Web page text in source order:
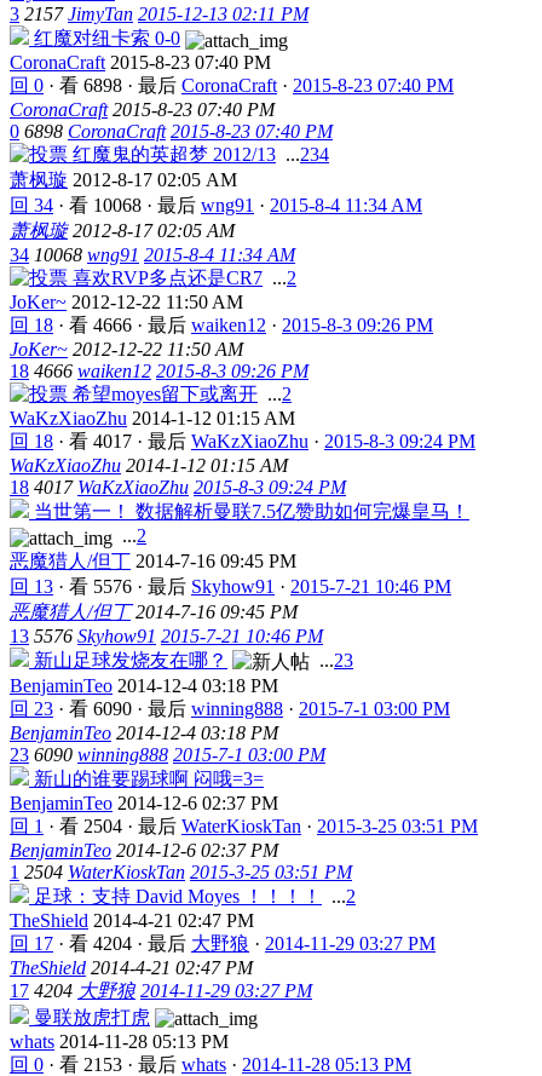
3 2157 JimyTan 2015-12-13 02:11 PM
红魔对纽卡索 0-0
CoronaCraft 2015-8-23 07:40 PM
回 0 · 看 6898 · 最后 CoronaCraft · 2015-8-23 07:40 PM
CoronaCraft 2015-8-23 07:40 PM
0 6898 CoronaCraft 2015-8-23 07:40 PM
红魔鬼的英超梦 2012/13 ...234
萧枫璇 2012-8-17 02:05 AM
回 34 · 看 10068 · 最后 wng91 · 2015-8-4 11:34 AM
萧枫璇 2012-8-17 02:05 AM
34 10068 wng91 2015-8-4 11:34 AM
喜欢RVP多点还是CR7 ...2
JoKer~ 2012-12-22 11:50 AM
回 18 · 看 4666 · 最后 waiken12 · 2015-8-3 09:26 PM
JoKer~ 2012-12-22 11:50 AM
18 4666 waiken12 2015-8-3 09:26 PM
希望moyes留下或离开 ...2
WaKzXiaoZhu 2014-1-12 01:15 AM
回 18 · 看 4017 · 最后 WaKzXiaoZhu · 2015-8-3 09:24 PM
WaKzXiaoZhu 2014-1-12 01:15 AM
18 4017 WaKzXiaoZhu 2015-8-3 09:24 PM
当世第一！ 数据解析曼联7.5亿赞助如何完爆皇马！
...2
恶魔猎人/但丁 2014-7-16 09:45 PM
回 13 · 看 5576 · 最后 Skyhow91 · 2015-7-21 10:46 PM
恶魔猎人/但丁 2014-7-16 09:45 PM
13 5576 Skyhow91 2015-7-21 10:46 PM
新山足球发烧友在哪？
...23
BenjaminTeo 2014-12-4 03:18 PM
回 23 · 看 6090 · 最后 winning888 · 2015-7-1 03:00 PM
BenjaminTeo 2014-12-4 03:18 PM
23 6090 winning888 2015-7-1 03:00 PM
新山的谁要踢球啊 闷哦=3=
BenjaminTeo 2014-12-6 02:37 PM
回 1 · 看 2504 · 最后 WaterKioskTan · 2015-3-25 03:51 PM
BenjaminTeo 2014-12-6 02:37 PM
1 2504 WaterKioskTan 2015-3-25 03:51 PM
足球：支持 David Moyes ！！！！
...2
TheShield 2014-4-21 02:47 PM
回 17 · 看 4204 · 最后 大野狼 · 2014-11-29 03:27 PM
TheShield 2014-4-21 02:47 PM
17 4204 大野狼 2014-11-29 03:27 PM
曼联放虎打虎
whats 2014-11-28 05:13 PM
回 0 · 看 2153 · 最后 whats · 2014-11-28 05:13 PM